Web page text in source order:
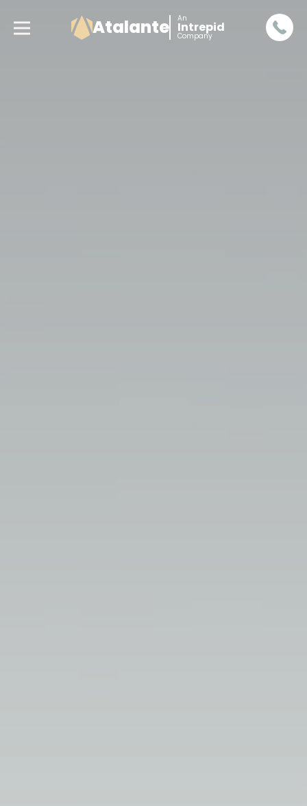
Atalante An
Intrepid
Company